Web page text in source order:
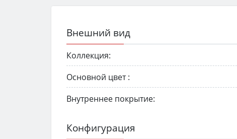
Внешний вид
Коллекция:
Основной цвет :
Внутреннее покрытие:
Конфигурация